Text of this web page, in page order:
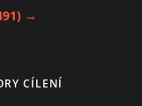
→
CÍLENÍ